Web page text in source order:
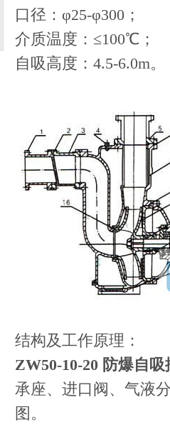
口径：φ25-φ300；
介质温度：≤100℃；
自吸高度：4.5-6.0m。
结构及工作原理：
ZW50-10-20 防爆自
承座、进口阀、气液
图。